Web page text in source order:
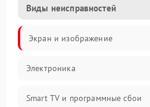
Виды неисправностей
Экран и изображение
Электроника
Smart TV и программные сбои